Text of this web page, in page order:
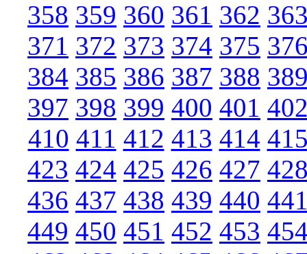
358 359 360 361 362
371 372 373 374 375
384 385 386 387 388
397 398 399 400 401
410 411 412 413 414
423 424 425 426 427
436 437 438 439 440
449 450 451 452 453